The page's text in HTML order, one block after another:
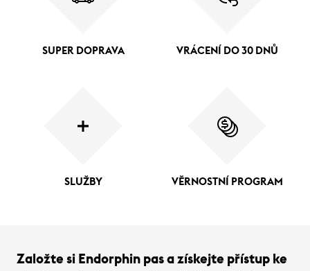
SUPER DOPRAVA VRÁCENÍ DO 30 DNŮ
SLUŽBY VĚRNOSTNÍ PROGRAM
Založte si Endorphin pas a získejte přístup ke